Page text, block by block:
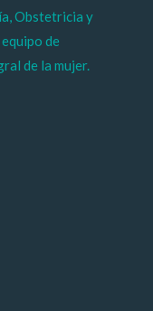
Obstetricia y
de
de la mujer.